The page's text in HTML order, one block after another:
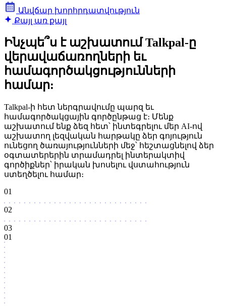
Անվճար խորհրդատվություն
Քայլ առ քայլ
Ինչպե՞ս է աշխատում Talkpal-ը
վերավաճառողների եւ
համագործակցությունների
համար:
Talkpal-ի հետ ներգրավումը պարզ եւ
համագործակցային գործընթաց է։ Մենք
աշխատում ենք ձեզ հետ՝ ինտեգրելու մեր AI-ով
աշխատող լեզվական հարթակը ձեր գոյություն
ունեցող ծառայությունների մեջ՝ հեշտացնելով ձեր
օգտատերերին տրամադրել ինտերակտիվ
գործիքներ՝ իրական խոսելու վստահություն
ստեղծելու համար։
01
02
03
01